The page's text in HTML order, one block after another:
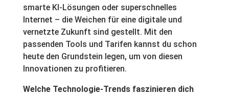
smarte KI-Lösungen oder superschnelles
Internet – die Weichen für eine digitale und
vernetzte Zukunft sind gestellt. Mit den
passenden Tools und Tarifen kannst du schon
heute den Grundstein legen, um von diesen
Innovationen zu profitieren.
Welche Technologie-Trends faszinieren dich